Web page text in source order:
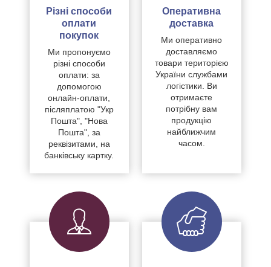
Різні способи
оплати
покупок
Ми пропонуємо
різні способи
оплати: за
допомогою
онлайн-оплати,
післяплатою "Укр
Пошта", "Нова
Пошта", за
реквізитами, на
банківську картку.
Оперативна
доставка
Ми оперативно
доставляємо
товари територією
України службами
логістики. Ви
отримаєте
потрібну вам
продукцію
найближчим
часом.